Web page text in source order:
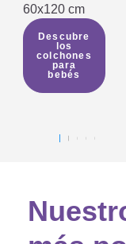
60x120 cm
Descubre
los
colchones
para
bebés